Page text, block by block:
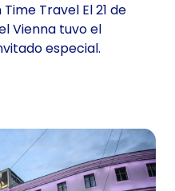
Travel El 21 de
Vienna tuvo el
especial.